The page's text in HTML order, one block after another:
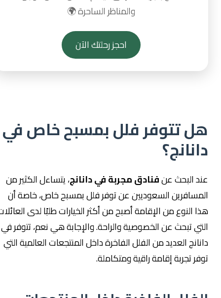
والمناظر الساحرة 🌍
احجز رحلتك الآن
هل تتوفر فلل بمسبح خاص في
دانانج؟
عند البحث عنفنادق مجربة في دانانج، يتساءل الكثير من
المسافرين السعوديين عن توفر فلل بمسبح خاص، خاصة أن
هذا النوع من الإقامة أصبح من أكثر الخيارات طلبًا لدى العائلات
التي تبحث عن الخصوصية والراحة. والإجابة هي نعم، تتوفر في
دانانج العديد من الفلل الفاخرة داخل المنتجعات العالمية التي
توفر تجربة إقامة راقية ومتكاملة.